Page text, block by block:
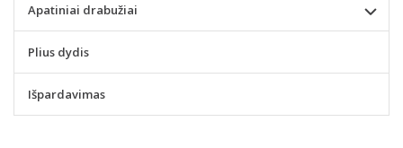
Apatiniai drabužiai
Plius dydis
Išpardavimas